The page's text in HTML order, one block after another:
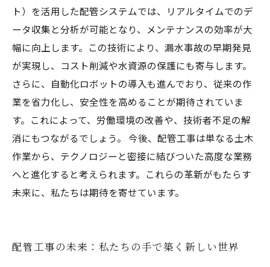
ト）を活用した配管システムでは、リアルタイムでのデ
ータ収集と分析が可能となり、メンテナンスの効率が大
幅に向上します。この技術により、漏水事故の早期発見
が実現し、コスト削減や水資源の保護にも寄与します。
さらに、自動化ロボットの導入も進んでおり、従来の作
業を省力化し、安全性を高めることが期待されていま
す。これによって、労働環境の改善や、技術者不足の解
消にもつながるでしょう。 今後、配管工事は単なる土木
作業から、テクノロジーと密接に結びついた高度な業務
へと進化すると考えられます。これらの革新がもたらす
未来に、私たちは期待を寄せています。
配管工事の未来：私たちの手で築く新しい世界